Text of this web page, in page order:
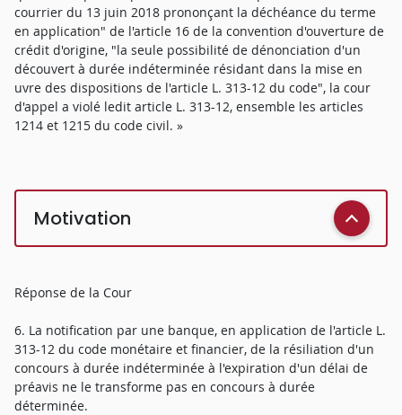
courrier du 13 juin 2018 prononçant la déchéance du terme
en application" de l'article 16 de la convention d'ouverture de
crédit d'origine, "la seule possibilité de dénonciation d'un
découvert à durée indéterminée résidant dans la mise en
uvre des dispositions de l'article L. 313-12 du code", la cour
d'appel a violé ledit article L. 313-12, ensemble les articles
1214 et 1215 du code civil. »
Motivation
Réponse de la Cour
6. La notification par une banque, en application de l'article L.
313-12 du code monétaire et financier, de la résiliation d'un
concours à durée indéterminée à l'expiration d'un délai de
préavis ne le transforme pas en concours à durée
déterminée.